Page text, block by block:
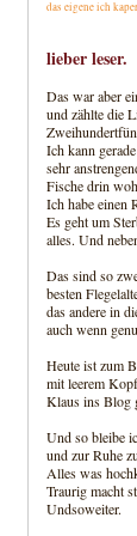
das eigene ich
lieber leser.
Das war aber
und zählte die
Ich kann
sehr
Fische drin
Ich habe einen
Es geht um
alles. Und
Das sind so
besten
das andere in
auch wenn
Heute ist zum
mit leerem
Klaus ins Blog
Und so bleibe
und zur Ruhe
Alles was
Traurig macht
Undsoweiter.